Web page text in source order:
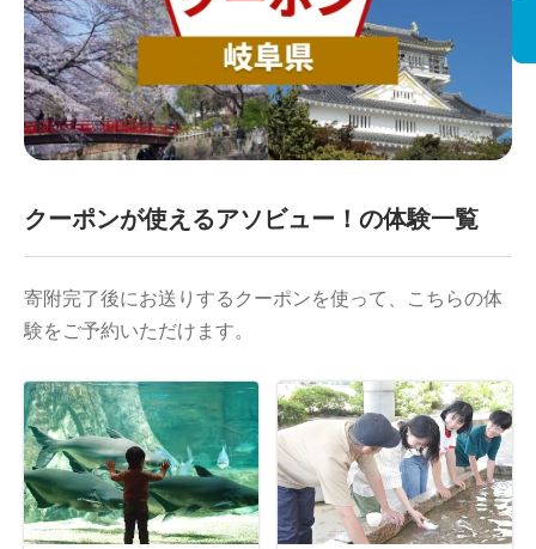
クーポンが使えるアソビュー！の体験一覧
寄附完了後にお送りするクーポンを使って、こちらの体
験をご予約いただけます。